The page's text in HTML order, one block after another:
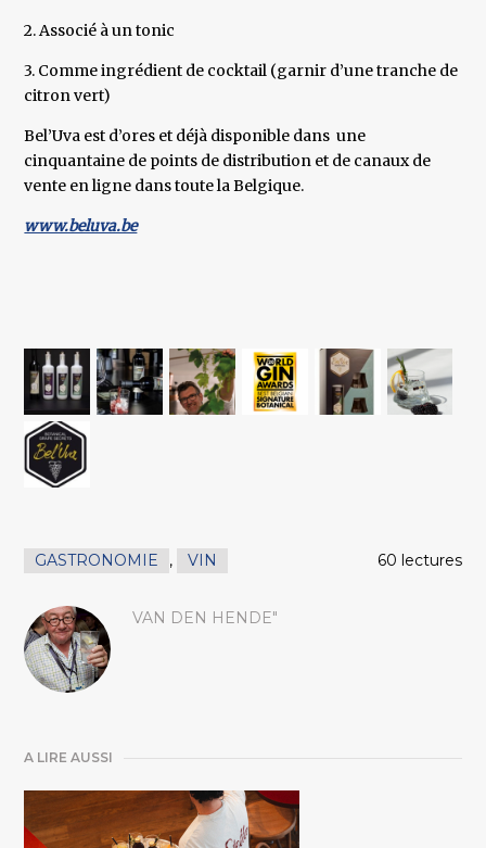
2. Associé à un tonic
3. Comme ingrédient de cocktail (garnir d’une tranche de
citron vert)
Bel’Uva est d’ores et déjà disponible dans une
cinquantaine de points de distribution et de canaux de
vente en ligne dans toute la Belgique.
www.beluva.be
GASTRONOMIE , VIN 60 lectures
VAN DEN HENDE"
A LIRE AUSSI